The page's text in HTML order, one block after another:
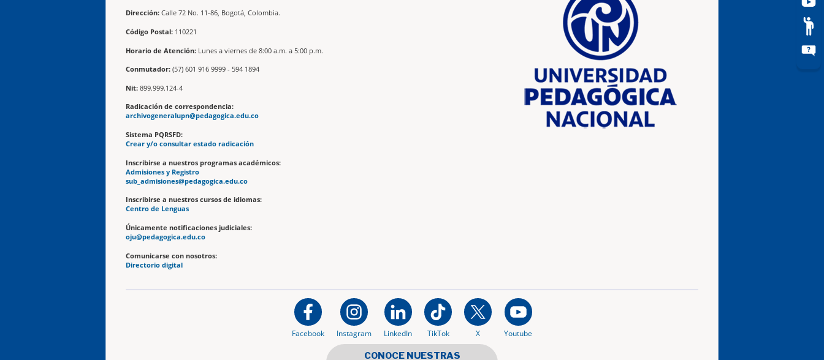
Dirección: Calle 72 No. 11-86, Bogotá, Colombia.
Código Postal: 110221
Horario de Atención: Lunes a viernes de 8:00 a.m. a 5:00 p.m.
Conmutador: (57) 601 916 9999 - 594 1894
Nit: 899.999.124-4
Radicación de correspondencia:
archivogeneralupn@pedagogica.edu.co
Sistema PQRSFD:
Crear y/o consultar estado radicación
Inscribirse a nuestros programas académicos:
Admisiones y Registro
sub_admisiones@pedagogica.edu.co
Inscribirse a nuestros cursos de idiomas:
Centro de Lenguas
Únicamente notificaciones judiciales:
oju@pedagogica.edu.co
Comunicarse con nosotros:
Directorio digital
Facebook Instagram LinkedIn TikTok X Youtube
CONOCE NUESTRAS